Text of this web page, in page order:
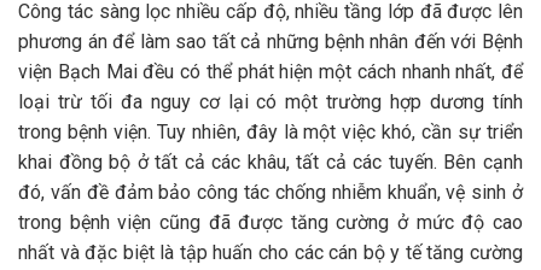
Công tác sàng lọc nhiều cấp độ, nhiều tầng lớp đã được lên
phương án để làm sao tất cả những bệnh nhân đến với Bệnh
viện Bạch Mai đều có thể phát hiện một cách nhanh nhất, để
loại trừ tối đa nguy cơ lại có một trường hợp dương tính
trong bệnh viện. Tuy nhiên, đây là một việc khó, cần sự triển
khai đồng bộ ở tất cả các khâu, tất cả các tuyến. Bên cạnh
đó, vấn đề đảm bảo công tác chống nhiễm khuẩn, vệ sinh ở
trong bệnh viện cũng đã được tăng cường ở mức độ cao
nhất và đặc biệt là tập huấn cho các cán bộ y tế tăng cường